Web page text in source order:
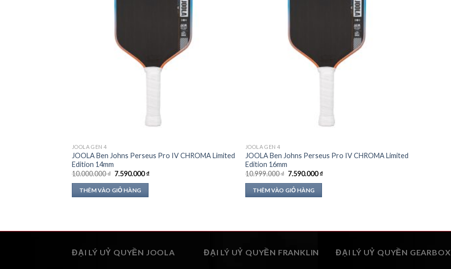
JOOLA GEN 4
JOOLA Ben Johns Perseus Pro IV CHROMA Limited
Edition 14mm
10.000.000₫ Giá
là:
10.000.000 ₫.
7.590.000₫Giá
THÊM VÀO GIỎ HÀNG
JOOLA GEN 4
JOOLA Ben Johns Perseus Pro IV CHROMA Limited
Edition 16mm
10.999.000₫ Giá
là:
10.999.000 ₫.
7.590.000₫Giá
THÊM VÀO GIỎ HÀNG
ĐẠI LÝ UỶ QUYỀN JOOLA ĐẠI LÝ UỶ QUYỀN FRANKLIN ĐẠI LÝ UỶ QUYỀN GEARBOX